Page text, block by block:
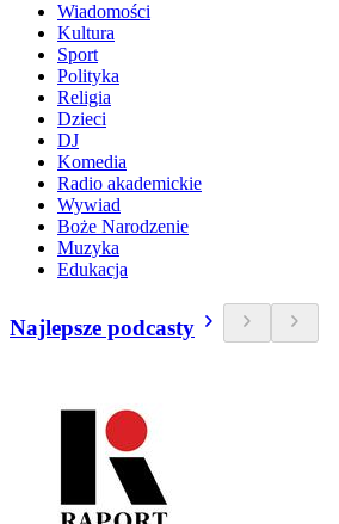
Wiadomości
Kultura
Sport
Polityka
Religia
Dzieci
DJ
Komedia
Radio akademickie
Wywiad
Boże Narodzenie
Muzyka
Edukacja
Najlepsze podcasty